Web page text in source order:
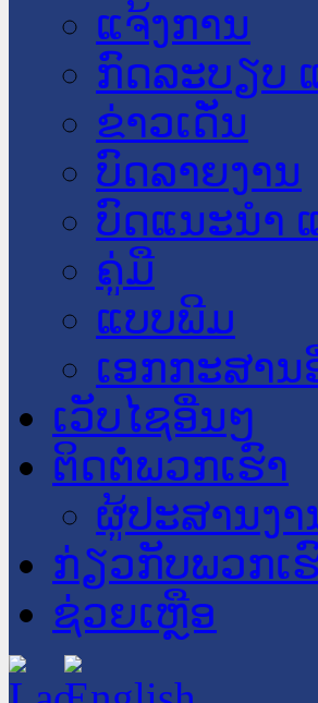
ແຈ້ງການ
ກົດລະບຽບ
ຂ່າວເດັ່ນ
ບົດລາຍງານ
ບົດແນະນໍາ
ຄູ່ມື
ແບບພີມ
ເອກກະສານ
ເວັບໄຊອື່ນໆ
ຕິດຕໍ່ພວກເຮົາ
ຜູ້ປະສານງາ
ກ່ຽວກັບພວກເ
ຊ່ວຍເຫຼືອ